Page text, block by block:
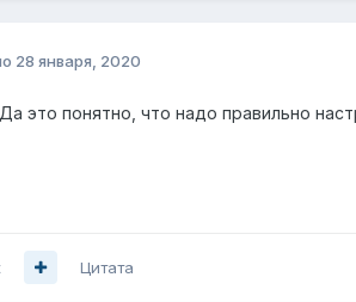
28 января, 2020
Да это понятно, что надо правильно
Цитата